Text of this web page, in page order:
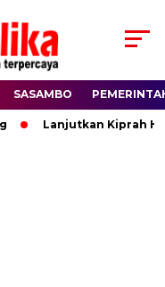
SASAMBO
Lanjutkan Kiprah HBK,